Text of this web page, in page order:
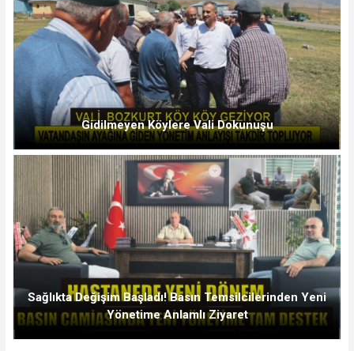
Gidilmeyen Köylere Vali Dokunuşu
Sağlıkta Değişim Başladı! Basın Temsilcilerinden Yeni
Yönetime Anlamlı Ziyaret